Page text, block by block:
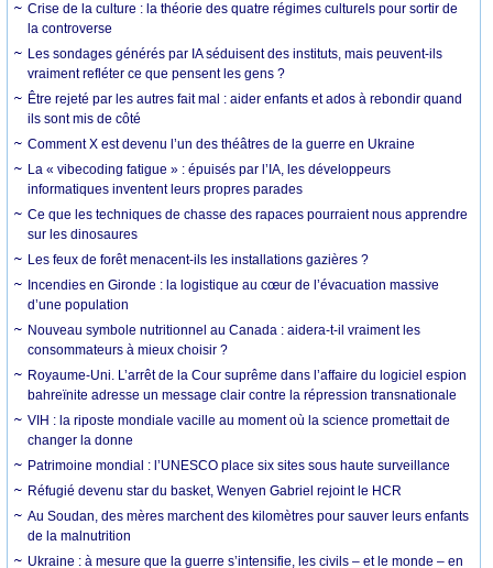
Crise de la culture : la théorie des quatre régimes culturels pour sortir de
la controverse
Les sondages générés par IA séduisent des instituts, mais peuvent-ils
vraiment refléter ce que pensent les gens ?
Être rejeté par les autres fait mal : aider enfants et ados à rebondir quand
ils sont mis de côté
Comment X est devenu l’un des théâtres de la guerre en Ukraine
La « vibecoding fatigue » : épuisés par l’IA, les développeurs
informatiques inventent leurs propres parades
Ce que les techniques de chasse des rapaces pourraient nous apprendre
sur les dinosaures
Les feux de forêt menacent-ils les installations gazières ?
Incendies en Gironde : la logistique au cœur de l’évacuation massive
d’une population
Nouveau symbole nutritionnel au Canada : aidera-t-il vraiment les
consommateurs à mieux choisir ?
Royaume-Uni. L’arrêt de la Cour suprême dans l’affaire du logiciel espion
bahreïnite adresse un message clair contre la répression transnationale
VIH : la riposte mondiale vacille au moment où la science promettait de
changer la donne
Patrimoine mondial : l’UNESCO place six sites sous haute surveillance
Réfugié devenu star du basket, Wenyen Gabriel rejoint le HCR
Au Soudan, des mères marchent des kilomètres pour sauver leurs enfants
de la malnutrition
Ukraine : à mesure que la guerre s’intensifie, les civils – et le monde – en